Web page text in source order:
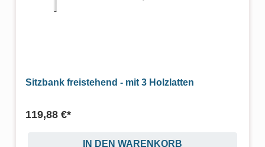
Sitzbank freistehend - mit 3 Holzlatten
119,88 €*
IN DEN WARENKORB